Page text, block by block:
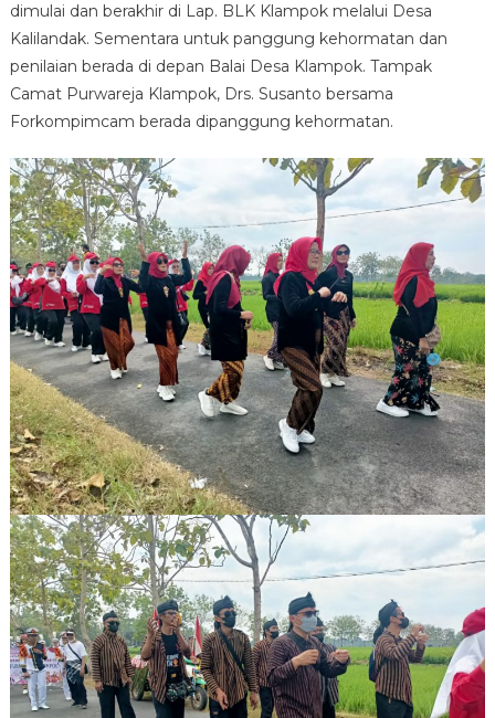
dimulai dan berakhir di Lap. BLK Klampok melalui Desa
Kalilandak. Sementara untuk panggung kehormatan dan
penilaian berada di depan Balai Desa Klampok. Tampak
Camat Purwareja Klampok, Drs. Susanto bersama
Forkompimcam berada dipanggung kehormatan.